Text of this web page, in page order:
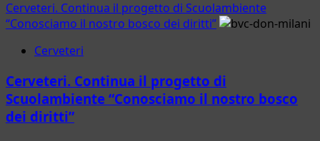
di
più
Regione
Per
la
Orte-
Cerveteri. Continua il progetto di Scuolambiente
“Conosciamo il nostro bosco dei diritti”
Cerveteri
Cerveteri. Continua il progetto di
Scuolambiente “Conosciamo il nostro bosco
dei diritti”